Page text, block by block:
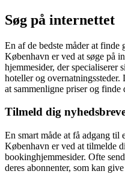
Søg på internettet
En af de bedste måder at
København er ved at søge på
hjemmesider, der specialiserer
hoteller og
at sammenligne priser og finde
Tilmeld dig
En smart måde at få adgang
København er ved at tilmelde
bookinghjemmesider. Ofte
deres abonnenter, som kan